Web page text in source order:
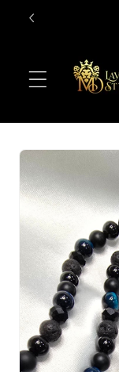
Prejsť na
informácie
o
produkte